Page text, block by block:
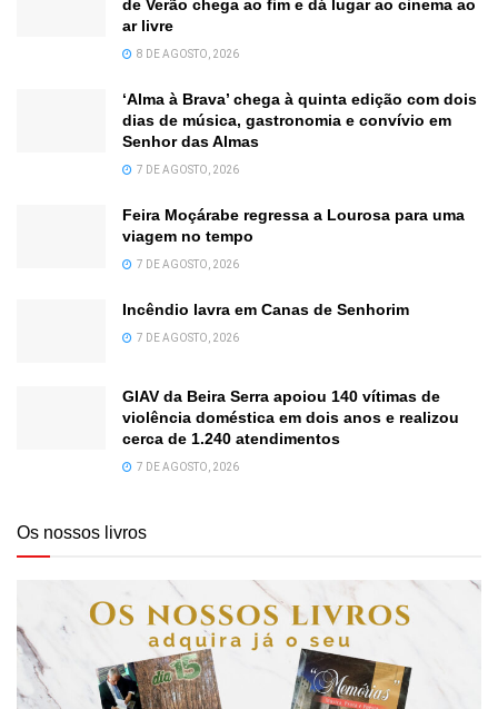
de Verão chega ao fim e dá lugar ao cinema ao
ar livre
8 DE AGOSTO, 2026
‘Alma à Brava’ chega à quinta edição com dois
dias de música, gastronomia e convívio em
Senhor das Almas
7 DE AGOSTO, 2026
Feira Moçárabe regressa a Lourosa para uma
viagem no tempo
7 DE AGOSTO, 2026
Incêndio lavra em Canas de Senhorim
7 DE AGOSTO, 2026
GIAV da Beira Serra apoiou 140 vítimas de
violência doméstica em dois anos e realizou
cerca de 1.240 atendimentos
7 DE AGOSTO, 2026
Os nossos livros